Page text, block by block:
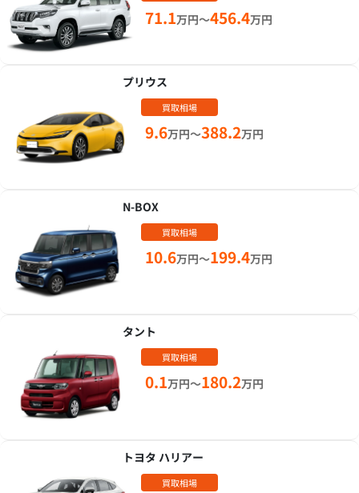
71.1万円～456.4万円
プリウス
買取相場
9.6万円～388.2万円
N-BOX
買取相場
10.6万円～199.4万円
タント
買取相場
0.1万円～180.2万円
トヨタ ハリアー
買取相場